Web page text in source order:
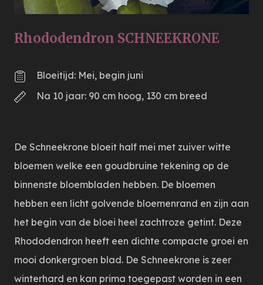
Rhododendron SCHNEEKRONE
Bloeitijd: Mei, begin juni
Na 10 jaar: 90 cm hoog, 130 cm breed
De Schneekrone bloeit half mei met zuiver witte
bloemen welke een goudbruine tekening op de
binnenste bloembladen hebben. De bloemen
hebben een licht golvende bloemenrand en zijn aan
het begin van de bloei heel zachtroze getint. Deze
Rhododendron heeft een dichte compacte groei en
mooi donkergroen blad. De Schneekrone is zeer
winterhard en kan prima toegepast worden in een